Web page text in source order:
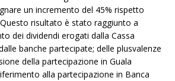
un incremento del 45% rispetto
Questo risultato è stato raggiunto a
dei dividendi erogati dalla Cassa
banche partecipate; delle plusvalenze
della partecipazione in Guala
alla partecipazione in Banca